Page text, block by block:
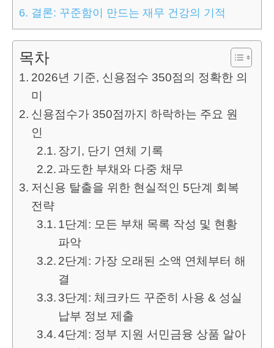
6. 결론: 꾸준함이 만드는 재무 건강의 기적
목차
2026년 기준, 신용점수 350점의 정확한 의
미
신용점수가 350점까지 하락하는 주요 원
인
장기, 단기 연체 기록
과도한 부채와 다중 채무
저신용 탈출을 위한 현실적인 5단계 회복
전략
1단계: 모든 부채 목록 작성 및 현황
파악
2단계: 가장 오래된 소액 연체부터 해
결
3단계: 체크카드 꾸준히 사용 & 성실
납부 정보 제출
4단계: 정부 지원 서민금융 상품 알아